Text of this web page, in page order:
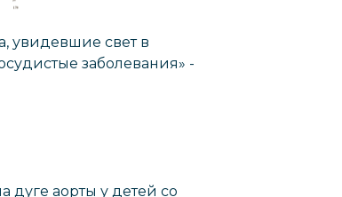
увидевшие свет в
заболевания» -
дуге аорты у детей со